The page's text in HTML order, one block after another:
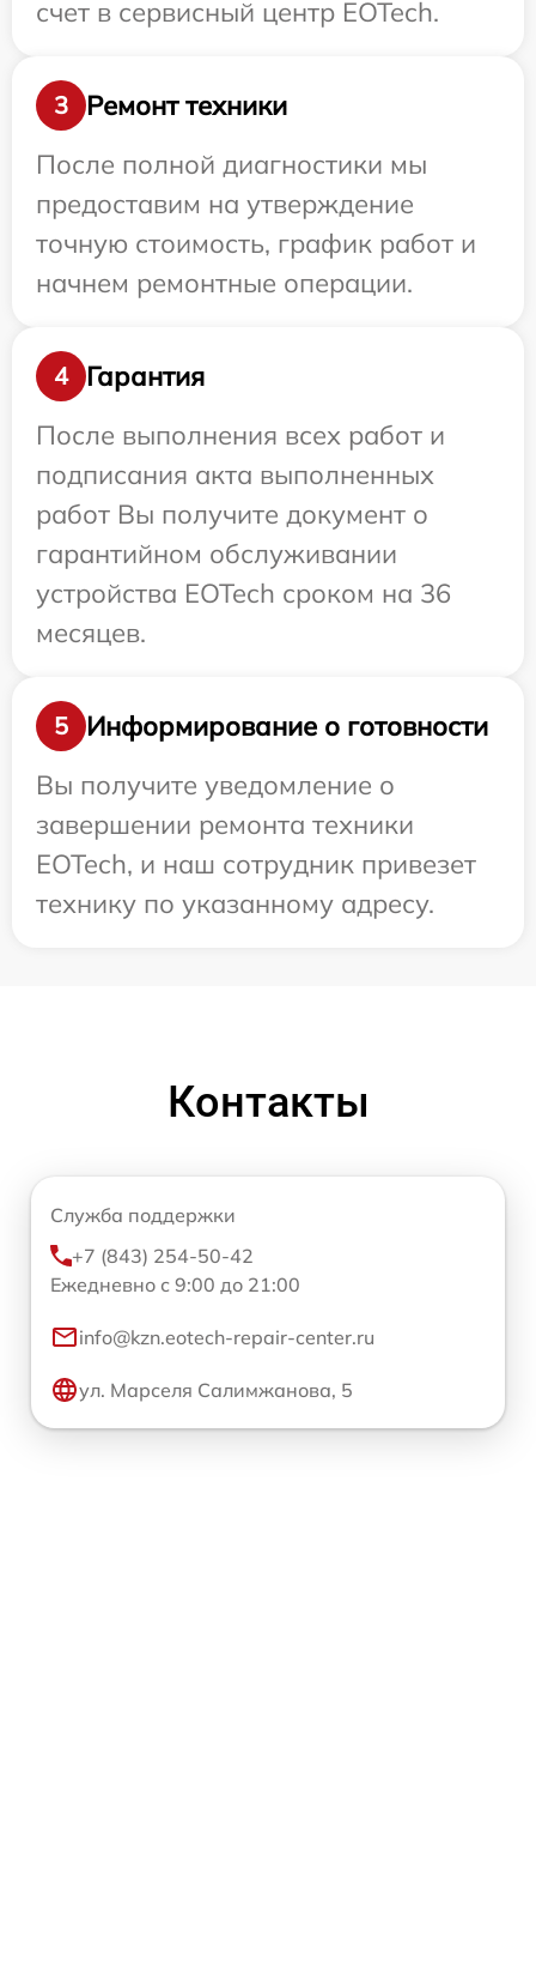
счет в сервисный центр EOTech.
3
Ремонт техники
После полной диагностики мы
предоставим на утверждение
точную стоимость, график работ и
начнем ремонтные операции.
4
Гарантия
После выполнения всех работ и
подписания акта выполненных
работ Вы получите документ о
гарантийном обслуживании
устройства EOTech сроком на 36
месяцев.
5
Информирование о готовности
Вы получите уведомление о
завершении ремонта техники
EOTech, и наш сотрудник привезет
технику по указанному адресу.
Контакты
Служба поддержки
+7 (843) 254-50-42
Ежедневно с 9:00 до 21:00
info@kzn.eotech-repair-center.ru
ул. Марселя Салимжанова, 5